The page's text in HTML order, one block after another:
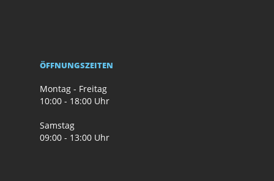
ÖFFNUNGSZEITEN
Montag - Freitag
10:00 - 18:00 Uhr
Samstag
09:00 - 13:00 Uhr